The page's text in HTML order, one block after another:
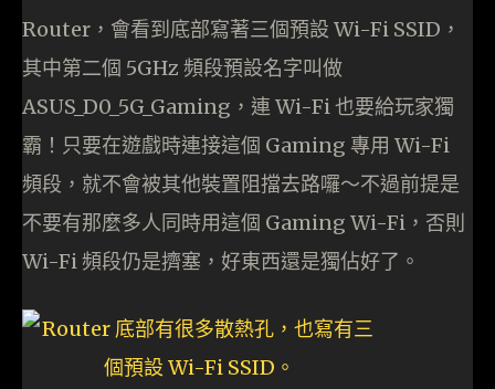
Router，會看到底部寫著三個預設 Wi-Fi SSID，
其中第二個 5GHz 頻段預設名字叫做
ASUS_D0_5G_Gaming，連 Wi-Fi 也要給玩家獨
霸！只要在遊戲時連接這個 Gaming 專用 Wi-Fi
頻段，就不會被其他裝置阻擋去路囉～不過前提是
不要有那麼多人同時用這個 Gaming Wi-Fi，否則
Wi-Fi 頻段仍是擠塞，好東西還是獨佔好了。